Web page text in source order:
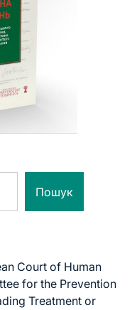
Пошук
Court of Human
for the Prevention
Treatment or